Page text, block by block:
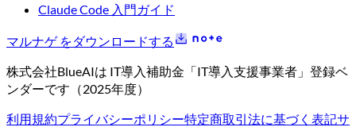
Claude Code 入門ガイド
マルナゲ をダウンロードする
株式会社BlueAIは IT導入補助金「IT導入支援事業者」登録ベ
ンダーです（2025年度）
利用規約プライバシーポリシー特定商取引法に基づく表記サ